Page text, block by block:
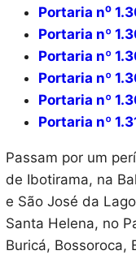
Portaria n⁰
Portaria nº
Portaria nº
Portaria nº
Portaria nº
Portaria nº
Passam por um
de Ibotirama, na
e São José da
Santa Helena, no
Buricá, Bossoroca,